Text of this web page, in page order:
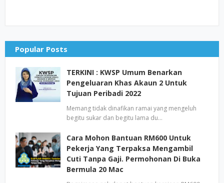
Popular Posts
TERKINI : KWSP Umum Benarkan
Pengeluaran Khas Akaun 2 Untuk
Tujuan Peribadi 2022
Memang tidak dinafikan ramai yang mengeluh
begitu sukar dan begitu lama du…
Cara Mohon Bantuan RM600 Untuk
Pekerja Yang Terpaksa Mengambil
Cuti Tanpa Gaji. Permohonan Di Buka
Bermula 20 Mac